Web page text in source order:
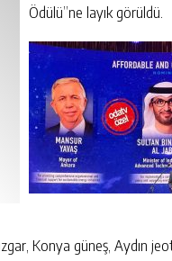
Ödülü”ne layık görüldü.
Konya güneş, Aydın